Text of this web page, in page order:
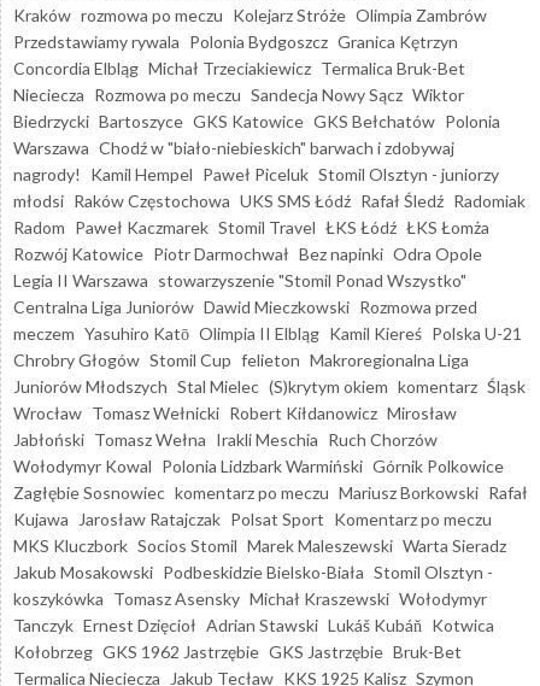
Kraków rozmowa po meczu Kolejarz Stróże Olimpia Zambrów
Przedstawiamy rywala Polonia Bydgoszcz Granica Kętrzyn
Concordia Elbląg Michał Trzeciakiewicz Termalica Bruk-Bet
Nieciecza Rozmowa po meczu Sandecja Nowy Sącz Wiktor
Biedrzycki Bartoszyce GKS Katowice GKS Bełchatów Polonia
Warszawa Chodź w "biało-niebieskich" barwach i zdobywaj
nagrody!
Kamil Hempel Paweł Piceluk Stomil Olsztyn - juniorzy
młodsi Raków Częstochowa UKS SMS Łódź Rafał Śledź Radomiak
Radom Paweł Kaczmarek Stomil Travel ŁKS Łódź ŁKS Łomża
Rozwój Katowice Piotr Darmochwał Bez napinki Odra Opole
Legia II Warszawa stowarzyszenie "Stomil Ponad Wszystko"
Centralna Liga Juniorów Dawid Mieczkowski Rozmowa przed
meczem Yasuhiro Katō Olimpia II Elbląg Kamil Kiereś Polska U-21
Chrobry Głogów Stomil Cup felieton Makroregionalna Liga
Juniorów Młodszych Stal Mielec (S)krytym okiem komentarz Śląsk
Wrocław Tomasz Wełnicki Robert Kiłdanowicz Mirosław
Jabłoński Tomasz Wełna Irakli Meschia Ruch Chorzów
Wołodymyr Kowal Polonia Lidzbark Warmiński Górnik Polkowice
Zagłębie Sosnowiec komentarz po meczu Mariusz Borkowski Rafał
Kujawa
Jarosław Ratajczak Polsat Sport Komentarz po meczu
MKS Kluczbork Socios Stomil Marek Maleszewski Warta Sieradz
Jakub Mosakowski Podbeskidzie Bielsko-Biała Stomil Olsztyn -
koszykówka Tomasz Asensky Michał Kraszewski Wołodymyr
Tanczyk Ernest Dzięcioł Adrian Stawski Lukáš Kubáň Kotwica
Kołobrzeg GKS 1962 Jastrzębie GKS Jastrzębie Bruk-Bet
Termalica Nieciecza
Jakub Tecław KKS 1925 Kalisz Szymon